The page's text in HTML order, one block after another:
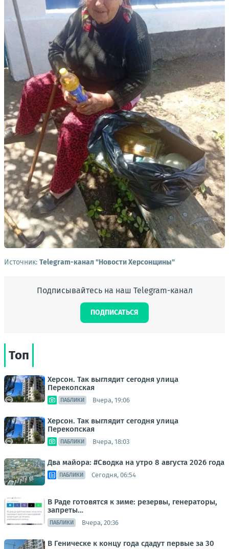
Источник: Telegram-канал "Новости Херсонщины"
Подписывайтесь на наш Telegram-канал
ПОДПИСАТЬСЯ
Топ
Херсон. Так выглядит сегодня улица
Перекопская
ПАБЛИКИ Вчера, 19:06
Херсон. Так выглядит сегодня улица
Перекопская
ПАБЛИКИ Вчера, 18:03
Два майора: #Сводка на утро 8 августа 2026 года
ПАБЛИКИ Сегодня, 06:54
В Раде готовятся к зиме: резервы, генераторы,
запреты…
ПАБЛИКИ Вчера, 20:36
В Геническе к концу года сдадут первые за 30